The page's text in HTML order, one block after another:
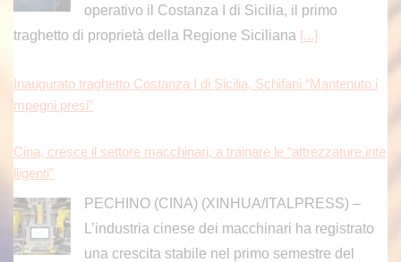
operativo il Costanza I di Sicilia, il primo
traghetto di proprietà della Regione Siciliana [...]
Inaugurato traghetto Costanza I di Sicilia, Schifani “Mantenuto i
mpegni presi”
Cina, cresce il settore macchinari, a trainare le “attrezzature inte
lligenti”
PECHINO (CINA) (XINHUA/ITALPRESS) –
L’industria cinese dei macchinari ha registrato
una crescita stabile nel primo semestre del